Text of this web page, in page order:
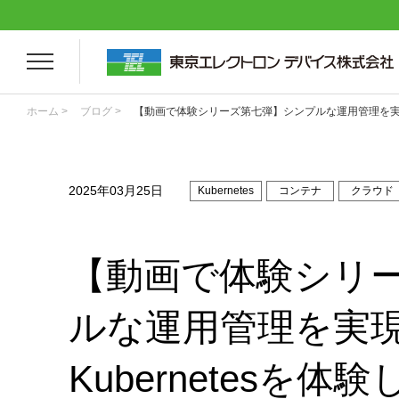
ホーム > ブログ > 【動画で体験シリーズ第七弾】シンプルな運用管理
2025年03月25日 Kubernetes コンテナ クラウド
【動画で体験シリ
ルな運用管理を実
Kubernetesを体験